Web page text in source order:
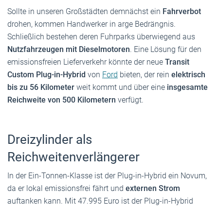
Sollte in unseren Großstädten demnächst ein Fahrverbot
drohen, kommen Handwerker in arge Bedrängnis.
Schließlich bestehen deren Fuhrparks überwiegend aus
Nutzfahrzeugen mit Dieselmotoren. Eine Lösung für den
emissionsfreien Lieferverkehr könnte der neue Transit
Custom Plug-in-Hybrid von Ford bieten, der rein elektrisch
bis zu 56 Kilometer weit kommt und über eine insgesamte
Reichweite von 500 Kilometern verfügt.
Dreizylinder als
Reichweitenverlängerer
In der Ein-Tonnen-Klasse ist der Plug-in-Hybrid ein Novum,
da er lokal emissionsfrei fährt und externen Strom
auftanken kann. Mit 47.995 Euro ist der Plug-in-Hybrid